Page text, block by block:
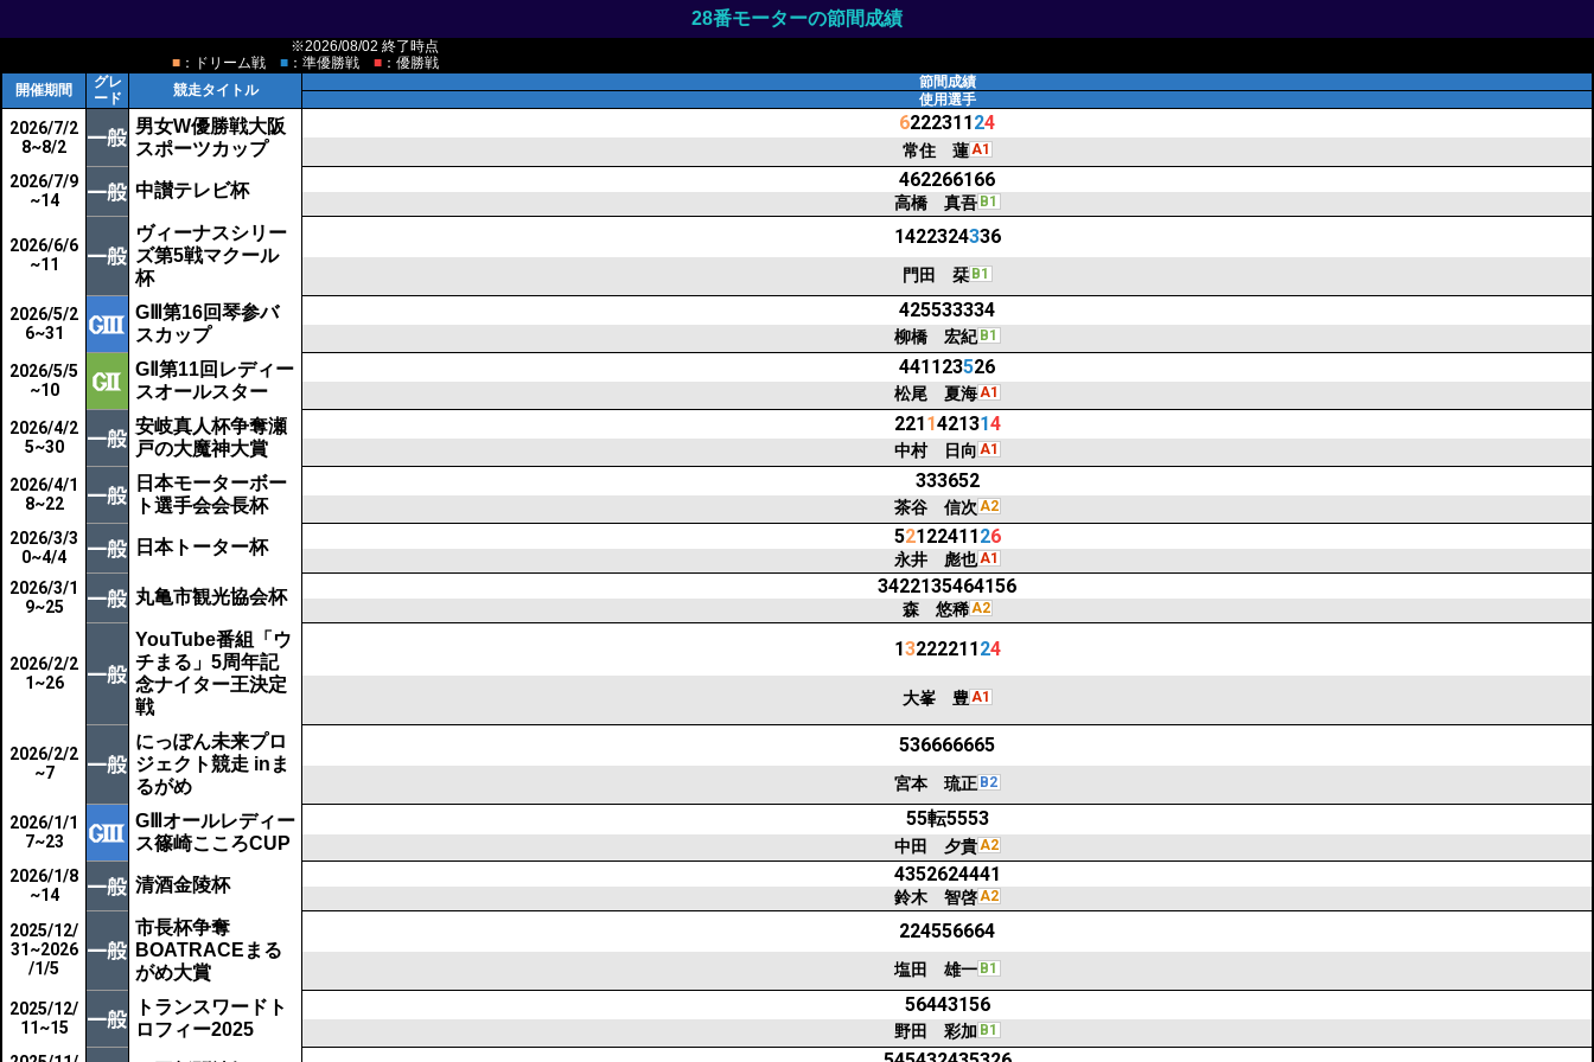
28番モーターの節間成績
※2026/08/02 終了時点
■ ：ドリーム戦 ■ ：準優勝戦 ■ ：優勝戦
開催期間
グレ
ード
競走タイトル
節間成績
使用選手
2026/7/2
8~8/2
男女W優勝戦大阪
スポーツカップ
622231124
常住 蓮A1
2026/7/9
~14
中讃テレビ杯 462266166
高橋 真吾 B1
2026/6/6
~11
ヴィーナスシリー
ズ第5戦マクール
杯
1422324336
門田 栞 B1
2026/5/2
6~31
GⅢ第16回琴参バ
スカップ
425533334
柳橋 宏紀 B1
2026/5/5
~10
GⅡ第11回レディー
スオールスター
441123526
松尾 夏海A1
2026/4/2
5~30
安岐真人杯争奪瀬
戸の大魔神大賞
2211421314
中村 日向 A1
2026/4/1
8~22
日本モーターボー
ト選手会会長杯
333652
茶谷 信次 A2
2026/3/3
0~4/4
日本トーター杯 5212241126
永井 彪也A1
2026/3/1
9~25
丸亀市観光協会杯 3422135464156
森 悠稀A2
2026/2/2
1~26
YouTube番組「ウ
チまる」5周年記
念ナイター王決定
戦
1322221124
大峯 豊A1
2026/2/2
~7
にっぽん未来プロ
ジェクト競走 inま
るがめ
536666665
宮本 琉正 B2
2026/1/1
7~23
GⅢオールレディー
ス篠崎こころCUP
55転5553
中田 夕貴A2
2026/1/8
~14
清酒金陵杯 4352624441
鈴木 智啓A2
2025/12/
31~2026
/1/5
市長杯争奪
BOATRACEまる
がめ大賞
224556664
塩田 雄一 B1
2025/12/
11~15
トランスワードト
ロフィー2025
56443156
野田 彩加 B1